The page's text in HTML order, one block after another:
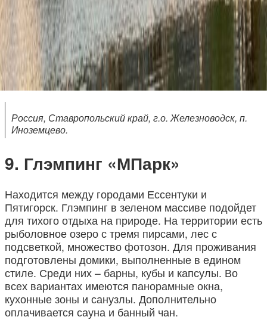
Россия, Ставропольский край, г.о. Железноводск, п.
Иноземцево.
Глэмпинг «МПарк»
Находится между городами Ессентуки и
Пятигорск. Глэмпинг в зеленом массиве подойдет
для тихого отдыха на природе. На территории есть
рыболовное озеро с тремя пирсами, лес с
подсветкой, множество фотозон. Для проживания
подготовлены домики, выполненные в едином
стиле. Среди них – барны, кубы и капсулы. Во
всех вариантах имеются панорамные окна,
кухонные зоны и санузлы. Дополнительно
оплачивается сауна и банный чан.